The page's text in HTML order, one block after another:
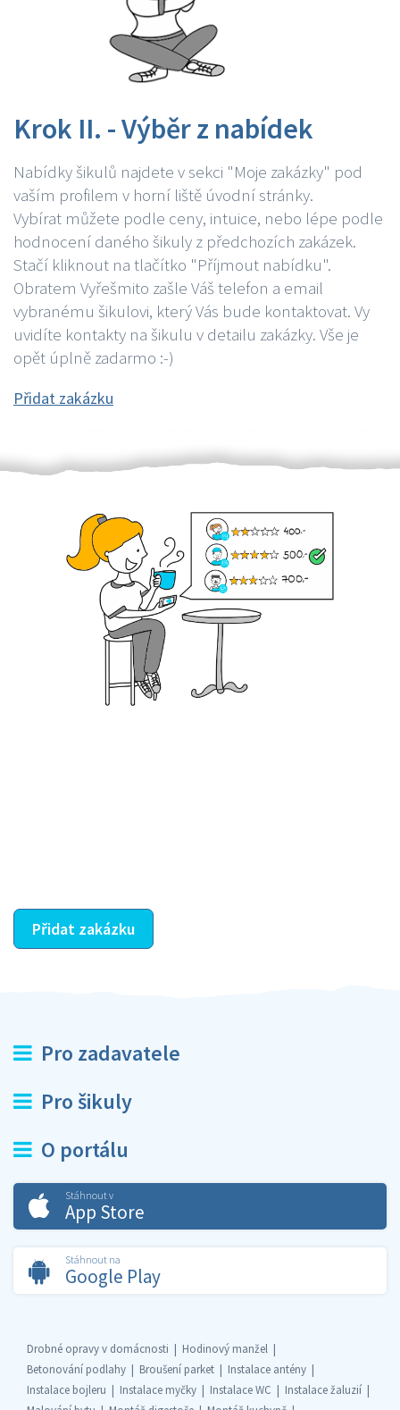
Krok II. - Výběr z nabídek
Nabídky šikulů najdete v sekci "Moje zakázky" pod
vaším profilem v horní liště úvodní stránky.
Vybírat můžete podle ceny, intuice, nebo lépe podle
hodnocení daného šikuly z předchozích zakázek.
Stačí kliknout na tlačítko "Příjmout nabídku".
Obratem Vyřešmito zašle Váš telefon a email
vybranému šikulovi, který Vás bude kontaktovat. Vy
uvidíte kontakty na šikulu v detailu zakázky. Vše je
opět úplně zadarmo :-)
Přidat zakázku
Přidat zakázku
Pro zadavatele
Pro šikuly
O portálu
Stáhnout v
App Store
Stáhnout na
Google Play
Drobné opravy v domácnosti
Hodinový manžel
Betonování podlahy
Broušení parket
Instalace antény
Instalace bojleru
Instalace myčky Instalace WC
Instalace žaluzií